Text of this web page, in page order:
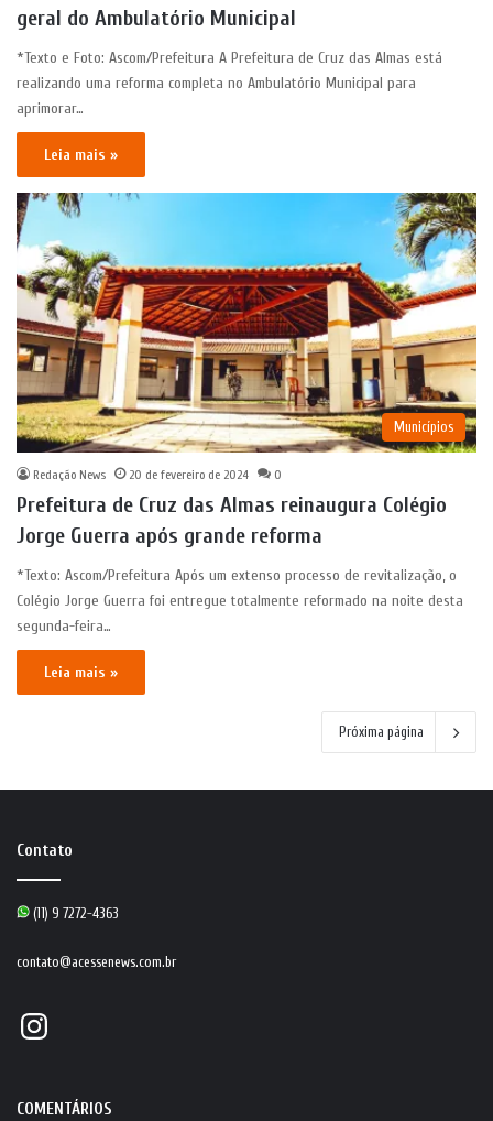
geral do Ambulatório Municipal
*Texto e Foto: Ascom/Prefeitura A Prefeitura de Cruz das Almas está
realizando uma reforma completa no Ambulatório Municipal para
aprimorar…
Leia mais »
Municípios
Redação News 20 de fevereiro de 2024 0
Prefeitura de Cruz das Almas reinaugura Colégio
Jorge Guerra após grande reforma
*Texto: Ascom/Prefeitura Após um extenso processo de revitalização, o
Colégio Jorge Guerra foi entregue totalmente reformado na noite desta
segunda-feira…
Leia mais »
Próxima página
Contato
(11) 9 7272-4363
contato@acessenews.com.br
Instagram
COMENTÁRIOS